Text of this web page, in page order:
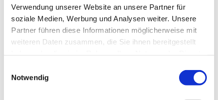
Verwendung unserer Website an unsere Partner für
soziale Medien, Werbung und Analysen weiter. Unsere
Partner führen diese Informationen möglicherweise mit
weiteren Daten zusammen, die Sie ihnen bereitgestellt
Notwendig
Gerne stehen wir Ihnen für Fragen oder Terminabsprachen
telefonisch zur Verfügung. Sie erreichen uns während unserer
Sprechzeiten unter(05031) 51 54 000. Wir freuen uns, von Ihnen
Nehmen Sie mit uns Kontakt auf